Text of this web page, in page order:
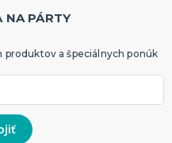
NA PÁRTY
produktov a špeciálnych ponúk